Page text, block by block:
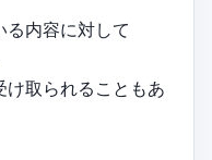
内容に対して
取られることもあ